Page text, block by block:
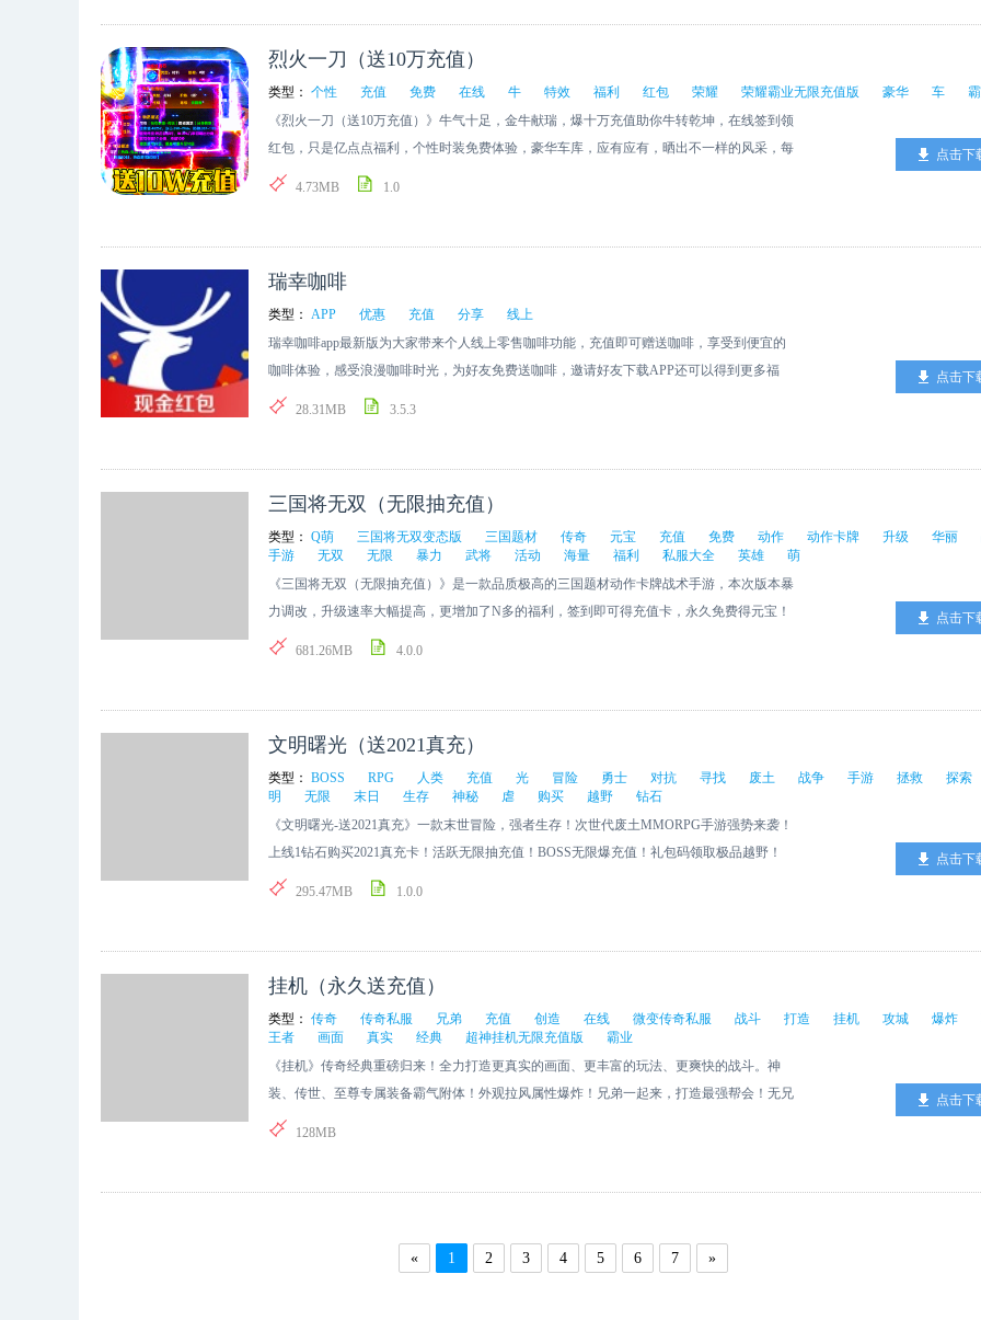
象。一次次科技的进步都向我们预示着基因人诞生的可能，我们想象着当家园需要被守护的
时刻，我们能够复制出在浩瀚的历史长河中闪烁着光芒的智者，成为真正的战士，来守护这
世界的正义与和平。科技向善，在我们游戏里所创造的世界观中，科技最终是为我们人类服
务的。 当然我是一个肥宅单身狗，出于私心，我也希望在我孤枕难眠的时刻有暖心的游
戏可以陪伴我，我希望所有和我一样孤枕难眠的英雄们有一个可以安放心灵的地方，我希望
那些美妙的声音可以在午夜梦回中让你酣然入睡，谁不是一边养着骑士团的“老婆”，一边更
烈火一刀（送10万充值）
类型： 个性 充值 免费 在线 牛 特效 福利 红包 荣耀 荣耀霸业无限充值版 豪华 车
《烈火一刀（送10万充值）》牛气十足，金牛献瑞，爆十万充值助你牛转乾坤，在线签到领
红包，只是亿点点福利，个性时装免费体验，豪华车库，应有应有，晒出不一样的风采，每
天登录领豪礼，技能直升丹、影翼特效，领你所需。
4.73MB 1.0
点击下
瑞幸咖啡
类型： APP 优惠 充值 分享
线上
瑞幸咖啡app最新版为大家带来个人线上零售咖啡功能，充值即可赠送咖啡，享受到便宜的
咖啡体验，感受浪漫咖啡时光，为好友免费送咖啡，邀请好友下载APP还可以得到更多福
利，分享给朋友，他能喝到便宜的咖啡你也可以得到优惠。
28.31MB 3.5.3
点击下
三国将无双（无限抽充值）
类型： Q萌 三国将无双变态版 三国题材 传奇 元宝 充值 免费 动作 动作卡牌 升级 华丽
手游
无双 无限 暴力 武将 活动 海量 福利 私服大全 英雄
萌
《三国将无双（无限抽充值）》是一款品质极高的三国题材动作卡牌战术手游，本次版本暴
力调改，升级速率大幅提高，更增加了N多的福利，签到即可得充值卡，永久免费得元宝！
天天都能领百抽道具，心仪神将唾手可得！开服狂欢活动更是直接送甄姬！这次你将在天命
681.26MB 4.0.0
点击下
文明曙光（送2021真充）
类型： BOSS RPG 人类 充值 光 冒险 勇士 对抗 寻找 废土 战争 手游 拯救 探索
明
无限 末日 生存 神秘 虐 购买 越野
钻石
《文明曙光-送2021真充》一款末世冒险，强者生存！次世代废土MMORPG手游强势来袭！
上线1钻石购买2021真充卡！活跃无限抽充值！BOSS无限爆充值！礼包码领取极品越野！
世界为何会变成这样？人类为何迎来末日？恶意引爆的核弹，不计后果的战争，摧毁了文明
295.47MB 1.0.0
点击下
挂机（永久送充值）
类型： 传奇 传奇私服 兄弟 充值 创造 在线 微变传奇私服 战斗 打造 挂机 攻城 爆炸
王者
画面 真实 经典 超神挂机无限充值版
霸业
《挂机》传奇经典重磅归来！全力打造更真实的画面、更丰富的玩法、更爽快的战斗。神
装、传世、至尊专属装备霸气附体！外观拉风属性爆炸！兄弟一起来，打造最强帮会！无兄
弟不传奇，一起创造辉煌！开启全民千人在线攻城，铸就王者霸业！
128MB
点击下
« 1 2 3 4 5 6 7 »